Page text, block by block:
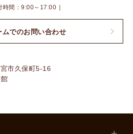
時間：9:00～17:00 ］
ムでのお問い合わせ
市久保町5-16